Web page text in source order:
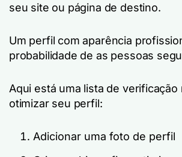
seu site ou página de destino.
Um perfil com aparência
probabilidade de as pessoas
Aqui está uma lista de verificação
otimizar seu perfil:
Adicionar uma foto de perfil